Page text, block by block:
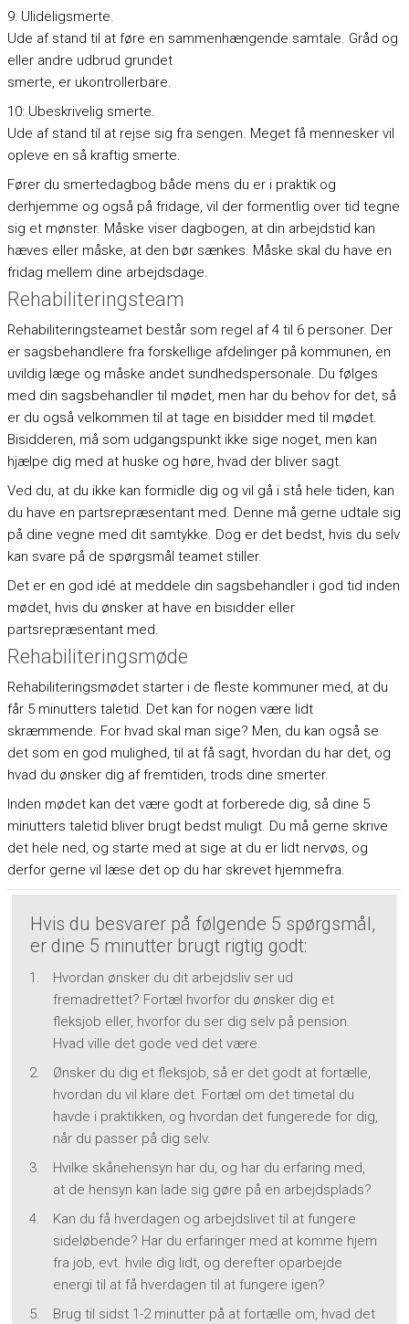
9: Ulideligsmerte.
Ude af stand til at føre en sammenhængende samtale. Gråd og
eller andre udbrud grundet
smerte, er ukontrollerbare.
10: Ubeskrivelig smerte.
Ude af stand til at rejse sig fra sengen. Meget få mennesker vil
opleve en så kraftig smerte.
Fører du smertedagbog både mens du er i praktik og
derhjemme og også på fridage, vil der formentlig over tid tegne
sig et mønster. Måske viser dagbogen, at din arbejdstid kan
hæves eller måske, at den bør sænkes. Måske skal du have en
fridag mellem dine arbejdsdage.
Rehabiliteringsteam
Rehabiliteringsteamet består som regel af 4 til 6 personer. Der
er sagsbehandlere fra forskellige afdelinger på kommunen, en
uvildig læge og måske andet sundhedspersonale. Du følges
med din sagsbehandler til mødet, men har du behov for det, så
er du også velkommen til at tage en bisidder med til mødet.
Bisidderen, må som udgangspunkt ikke sige noget, men kan
hjælpe dig med at huske og høre, hvad der bliver sagt.
Ved du, at du ikke kan formidle dig og vil gå i stå hele tiden, kan
du have en partsrepræsentant med. Denne må gerne udtale sig
på dine vegne med dit samtykke. Dog er det bedst, hvis du selv
kan svare på de spørgsmål teamet stiller.
Det er en god idé at meddele din sagsbehandler i god tid inden
mødet, hvis du ønsker at have en bisidder eller
partsrepræsentant med.
Rehabiliteringsmøde
Rehabiliteringsmødet starter i de fleste kommuner med, at du
får 5 minutters taletid. Det kan for nogen være lidt
skræmmende. For hvad skal man sige? Men, du kan også se
det som en god mulighed, til at få sagt, hvordan du har det, og
hvad du ønsker dig af fremtiden, trods dine smerter.
Inden mødet kan det være godt at forberede dig, så dine 5
minutters taletid bliver brugt bedst muligt. Du må gerne skrive
det hele ned, og starte med at sige at du er lidt nervøs, og
derfor gerne vil læse det op du har skrevet hjemmefra.
Hvis du besvarer på følgende 5 spørgsmål,
er dine 5 minutter brugt rigtig godt:
Hvordan ønsker du dit arbejdsliv ser ud
fremadrettet? Fortæl hvorfor du ønsker dig et
fleksjob eller, hvorfor du ser dig selv på pension.
Hvad ville det gode ved det være.
Ønsker du dig et fleksjob, så er det godt at fortælle,
hvordan du vil klare det. Fortæl om det timetal du
havde i praktikken, og hvordan det fungerede for dig,
når du passer på dig selv.
Hvilke skånehensyn har du, og har du erfaring med,
at de hensyn kan lade sig gøre på en arbejdsplads?
Kan du få hverdagen og arbejdslivet til at fungere
sideløbende? Har du erfaringer med at komme hjem
fra job, evt. hvile dig lidt, og derefter oparbejde
energi til at få hverdagen til at fungere igen?
Brug til sidst 1-2 minutter på at fortælle om, hvad det